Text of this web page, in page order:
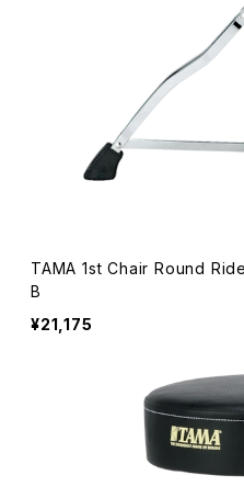
TAMA 1st Chair Round
B
¥21,175